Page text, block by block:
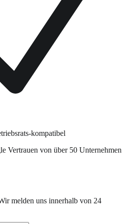
kompatibel
Vertrauen von über 50 Unternehmen
melden uns innerhalb von 24